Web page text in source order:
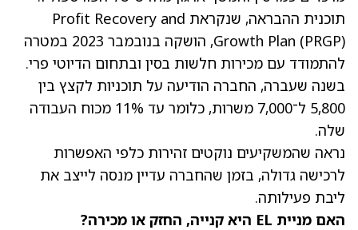
תוכנית ההבראה, שנקראת Profit Recovery and
Growth Plan (PRGP), הושקה בנובמבר 2023 במטרה
להתמודד עם מכירות חלשות בסין ובתחום הדיוטי פרי.
בשנה שעברה, החברה הודיעה על תוכניות לקצץ בין
5,800 ל־7,000 משרות, כלומר עד 11% מכוח העבודה
שלה.
נראה שהמשקיעים נוקטים זהירות כלפי האפשרות
לרכישה גדולה, בזמן שהחברה עדיין מנסה לייצב את
ליבת פעילותה.
האם מניית EL היא קנייה, החזק או מכירה?